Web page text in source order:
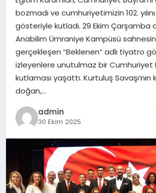
DÜNYA
EĞITIM
bozmadı ve cumhuriyetimizin 102.
gösteriyle kutladı. 29 Ekim Çarşamba
Anabilim Ümraniye Kampüsü
gerçekleşen “Beklenen” adlı tiyatro
izleyenlere unutulmaz bir Cumhuriyet
kutlaması yaşattı. Kurtuluş Savaşı’nın
doğan,…
admin
30 Ekim 2025